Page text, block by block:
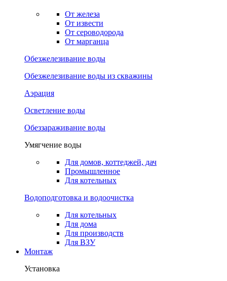
От железа
От извести
От сероводорода
От марганца
Обезжелезивание воды
Обезжелезивание воды из скважины
Аэрация
Осветление воды
Обеззараживание воды
Умягчение воды
Для домов, коттеджей, дач
Промышленное
Для котельных
Водоподготовка и водоочистка
Для котельных
Для дома
Для производств
Для ВЗУ
Монтаж
Установка